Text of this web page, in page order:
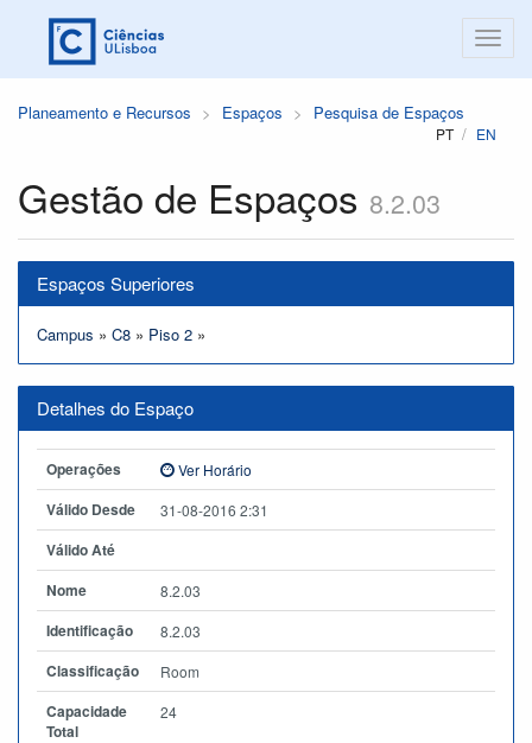
Planeamento e Recursos Espaços Pesquisa de Espaços
PT EN
Gestão de Espaços 8.2.03
Espaços Superiores
Campus » C8 » Piso 2 »
Detalhes do Espaço
Operações Ver Horário
Válido Desde 31-08-2016 2:31
Válido Até
Nome
8.2.03
Identificação 8.2.03
Classificação Room
Capacidade
Total
24